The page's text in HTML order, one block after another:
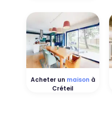
Acheter un maison à
Créteil